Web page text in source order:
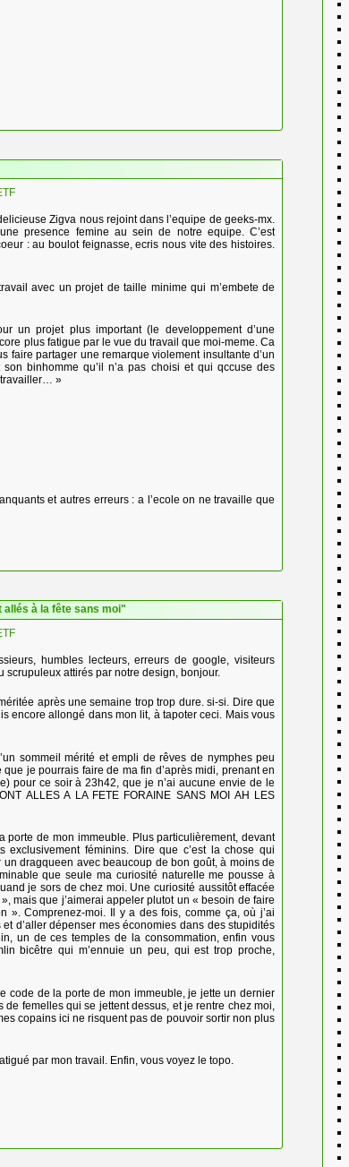
Zigva nous rejoint dans l’equipe de geeks-mx.
presence femine au sein de notre equipe. C’est
: au boulot feignasse, ecris nous vite des histoires.
avec un projet de taille minime qui m’embete de
un projet plus important (le developpement d’une
plus fatigue par le vue du travail que moi-meme. Ca
faire partager une remarque violement insultante d’un
binhomme qu’il n’a pas choisi et qui qccuse des
travailler… »
et autres erreurs : a l’ecole on ne travaille que
à la fête sans moi"
humbles lecteurs, erreurs de google, visiteurs
scrupuleux attirés par notre design, bonjour.
après une semaine trop trop dure. si-si. Dire que
encore allongé dans mon lit, à tapoter ceci. Mais vous
sommeil mérité et empli de rêves de nymphes peu
je pourrais faire de ma fin d’après midi, prenant en
pour ce soir à 23h42, que je n’ai aucune envie de le
ALLES A LA FETE FORAINE SANS MOI AH LES
porte de mon immeuble. Plus particulièrement, devant
féminins. Dire que c’est la chose qui
dragqueen avec beaucoup de bon goût, à moins de
que seule ma curiosité naturelle me pousse à
je sors de chez moi. Une curiosité aussitôt effacée
mais que j’aimerai appeler plutot un « besoin de faire
». Comprenez-moi. Il y a des fois, comme ça, où j’ai
d’aller dépenser mes économies dans des stupidités
un de ces temples de la consommation, enfin vous
bicêtre qui m’ennuie un peu, qui est trop proche,
code de la porte de mon immeuble, je jette un dernier
femelles qui se jettent dessus, et je rentre chez moi,
copains ici ne risquent pas de pouvoir sortir non plus
par mon travail. Enfin, vous voyez le topo.